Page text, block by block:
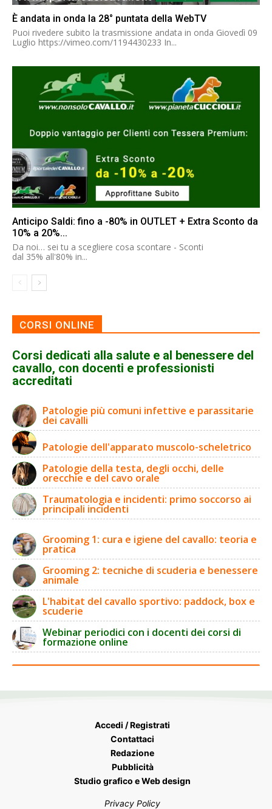
È andata in onda la 28° puntata della WebTV
Puoi rivedere subito la trasmissione andata in onda Giovedì 09
Luglio https://vimeo.com/1194430233 In...
Anticipo Saldi: fino a -80% in OUTLET + Extra Sconto da
10% a 20%...
Da noi… sei tu a scegliere cosa scontare - Sconti
dal 35% all'80% in...
CORSI ONLINE
Corsi dedicati alla salute e al benessere del
cavallo, con docenti e professionisti
accreditati
Patologie più comuni infettive e parassitarie
dei cavalli
Patologie dell'apparato muscolo-scheletrico
Patologie della testa, degli occhi, delle
orecchie e del cavo orale
Traumatologia e incidenti: primo soccorso ai
principali incidenti
Grooming 1: cura e igiene del cavallo: teoria e
pratica
Grooming 2: tecniche di scuderia e benessere
animale
L'habitat del cavallo sportivo: paddock, box e
scuderie
Webinar periodici con i docenti dei corsi di
formazione online
Accedi / Registrati
Contattaci
Redazione
Pubblicità
Studio grafico e Web design
Privacy Policy